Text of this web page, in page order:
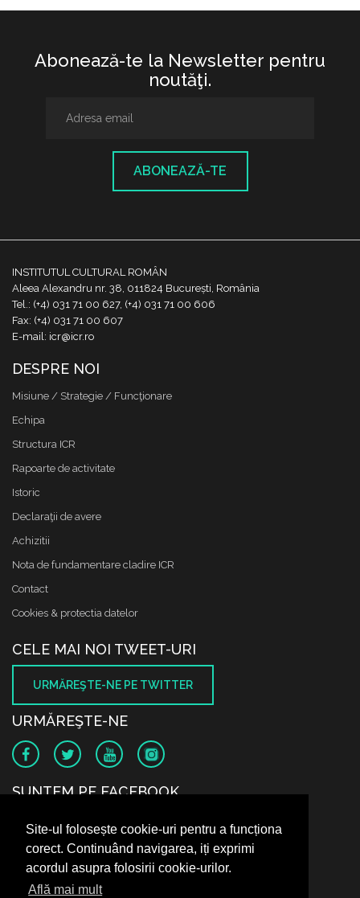
Site-ul folosește cookie-uri pentru a funcționa
corect. Continuând navigarea, iți exprimi
acordul asupra folosirii cookie-urilor.
Află mai mult
Abonează-te la Newsletter pentru
noutăţi.
ABONEAZĂ-TE
INSTITUTUL CULTURAL ROMÂN
Aleea Alexandru nr. 38, 011824 București, România
Tel.: (+4) 031 71 00 627, (+4) 031 71 00 606
Fax: (+4) 031 71 00 607
E-mail: icr@icr.ro
DESPRE NOI
Misiune / Strategie / Funcţionare
Echipa
Structura ICR
Rapoarte de activitate
Istoric
Declaraţii de avere
Achizitii
Nota de fundamentare cladire ICR
Contact
Cookies & protectia datelor
CELE MAI NOI TWEET-URI
URMĂREŞTE-NE PE TWITTER
URMĂREŞTE-NE
SUNTEM PE FACEBOOK